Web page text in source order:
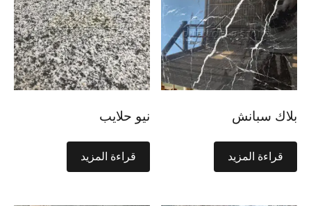
بلاك سبانش
قراءة المزيد
نيو حلايب
قراءة المزيد